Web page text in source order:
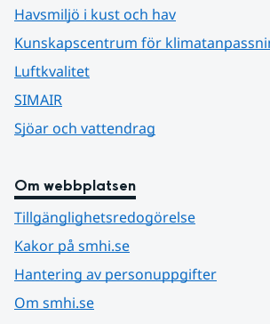
Havsmiljö i kust och hav
Kunskapscentrum för
Luftkvalitet
SIMAIR
Sjöar och vattendrag
Om webbplatsen
Tillgänglighetsredogörelse
Kakor på smhi.se
Hantering av personuppgifter
Om smhi.se